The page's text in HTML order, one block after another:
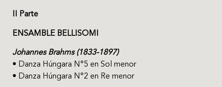
II Parte
ENSAMBLE BELLISOMI
Johannes Brahms (1833-1897)
• Danza Húngara N°5 en Sol menor
• Danza Húngara N°2 en Re menor